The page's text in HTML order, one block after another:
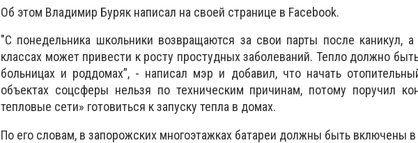
Об этом Владимир Буряк написал на своей странице в Facebook.
"С понедельника школьники возвращаются за свои парты после каникул,
классах может привести к росту простудных заболеваний. Тепло должно
больницах и роддомах”, - написал мэр и добавил, что начать
объектах соцсферы нельзя по техническим причинам, потому поручил
тепловые сети» готовиться к запуску тепла в домах.
По его словам, в запорожских многоэтажках батареи должны быть включены